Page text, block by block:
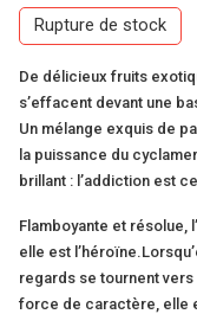
Rupture de stock
De délicieux fruits
s’effacent devant une
Un mélange exquis de
la puissance du
brillant : l’addiction est
Flamboyante et résolue,
elle est
regards se tournent vers
force de caractère, elle